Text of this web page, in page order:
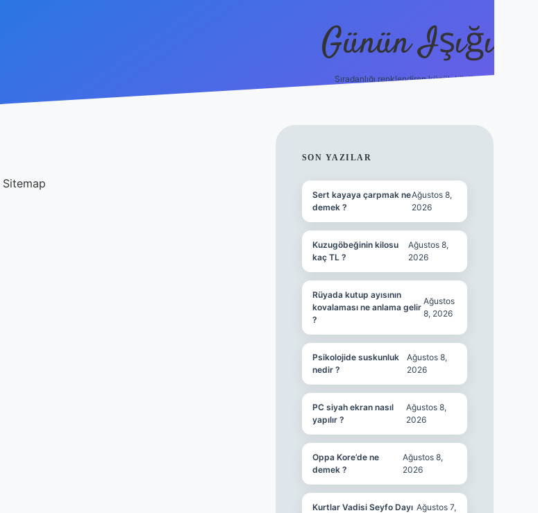
Günün Işığı
Sıradanlığı renklendiren küçük bilgiler.
Sitemap
SIDEBAR
SON YAZILAR
Sert kayaya çarpmak ne
demek ?
Ağustos 8,
2026
Kuzugöbeğinin kilosu
kaç TL ?
Ağustos 8,
2026
Rüyada kutup ayısının
kovalaması ne anlama gelir
?
Ağustos
8, 2026
Psikolojide suskunluk
nedir ?
Ağustos 8,
2026
PC siyah ekran nasıl
yapılır ?
Ağustos 8,
2026
Oppa Kore’de ne
demek ?
Ağustos 8,
2026
Kurtlar Vadisi Seyfo Dayı Ağustos 7,
grand opera bet giriş